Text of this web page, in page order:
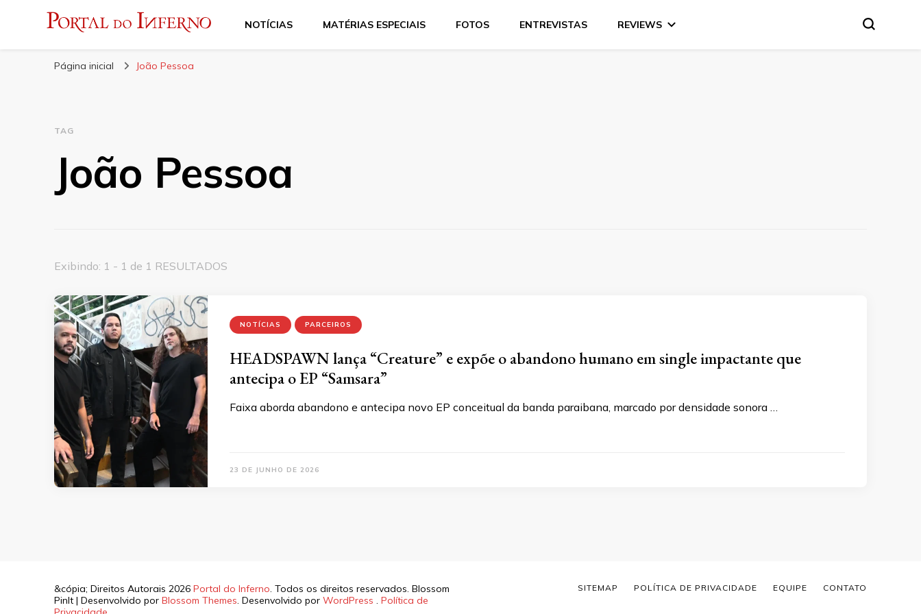
Portal do Inferno
NOTÍCIAS MATÉRIAS ESPECIAIS FOTOS ENTREVISTAS REVIEWS
Página inicial João Pessoa
TAG
João Pessoa
Exibindo: 1 - 1 de 1 RESULTADOS
NOTÍCIAS PARCEIROS
HEADSPAWN lança “Creature” e expõe o abandono humano em single impactante que
antecipa o EP “Samsara”
Faixa aborda abandono e antecipa novo EP conceitual da banda paraibana, marcado por densidade sonora …
23 DE JUNHO DE 2026
&cópia; Direitos Autorais 2026 Portal do Inferno. Todos os direitos reservados. Blossom
PinIt | Desenvolvido por Blossom Themes. Desenvolvido por WordPress . Política de
SITEMAP POLÍTICA DE PRIVACIDADE EQUIPE CONTATO